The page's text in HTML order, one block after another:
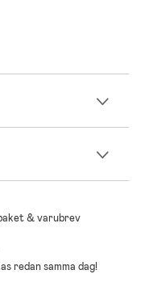
& varubrev
redan samma dag!